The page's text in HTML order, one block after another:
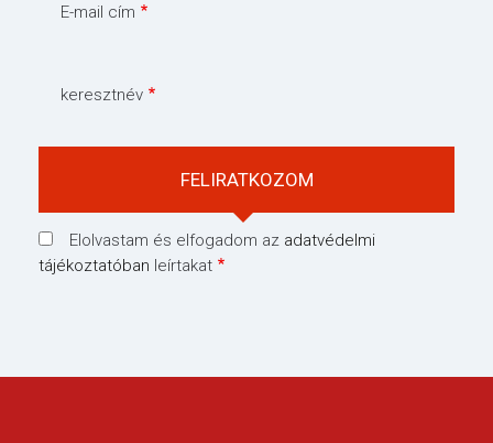
E-mail cím
keresztnév
Elolvastam és elfogadom az adatvédelmi
tájékoztatóban leírtakat